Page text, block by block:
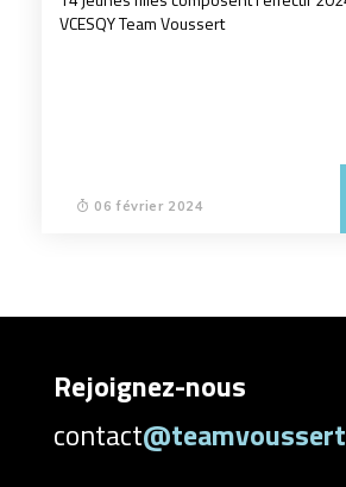
VCESQY Team Voussert
06 février 2024
Rejoignez-nous
contact